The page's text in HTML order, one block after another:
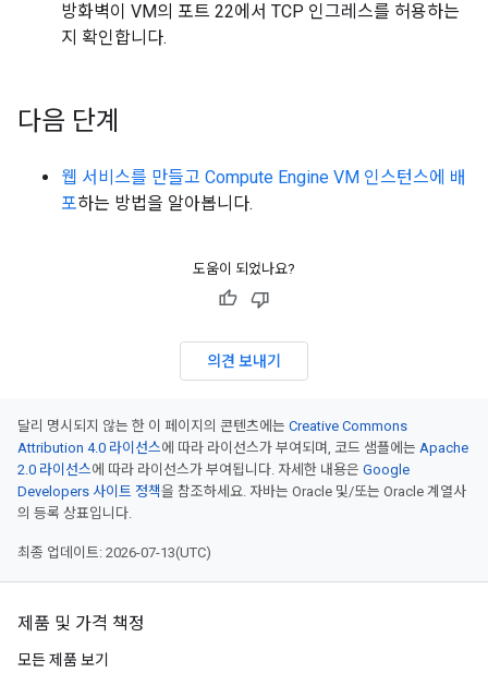
방화벽이 VM의 포트 22에서 TCP 인그레스를 허용하는
지 확인합니다.
다음 단계
웹 서비스를 만들고 Compute Engine VM 인스턴스에 배
포하는 방법을 알아봅니다.
도움이 되었나요?
의견 보내기
달리 명시되지 않는 한 이 페이지의 콘텐츠에는 Creative Commons
Attribution 4.0 라이선스에 따라 라이선스가 부여되며, 코드 샘플에는 Apache
2.0 라이선스에 따라 라이선스가 부여됩니다. 자세한 내용은 Google
Developers 사이트 정책을 참조하세요. 자바는 Oracle 및/또는 Oracle 계열사
의 등록 상표입니다.
최종 업데이트: 2026-07-13(UTC)
제품 및 가격 책정
모든 제품 보기